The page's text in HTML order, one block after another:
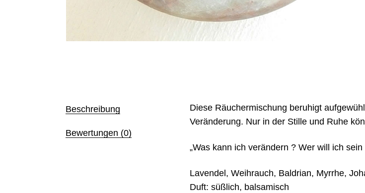
Beschreibung
Bewertungen (0)
Diese Räuchermischung beruhigt
Veränderung. Nur in der Stille und Ruhe
„Was kann ich verändern ? Wer will ich sein
Lavendel, Weihrauch, Baldrian, Myrrhe,
Duft: süßlich, balsamisch